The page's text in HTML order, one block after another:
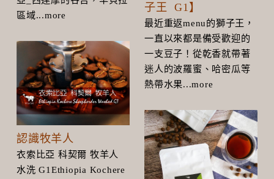
區域...more
認識牧羊人
衣索比亞 科契爾 牧羊人
水洗 G1Ethiopia Kochere
子王 G1】
最近重返menu的獅子王，
一直以來都是備受歡迎的
一支豆子！從乾香就帶著
迷人的波羅蜜、哈密瓜等
熱帶水果...more